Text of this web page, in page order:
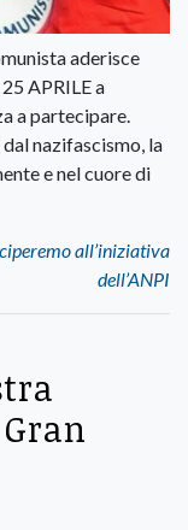
aderisce
APRILE a
a partecipare.
nazifascismo, la
e nel cuore di
all’iniziativa
dell’ANPI